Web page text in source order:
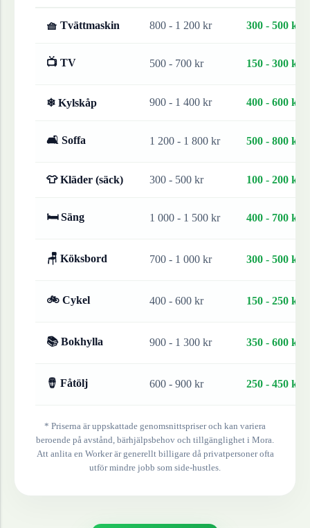
🧺 Tvättmaskin 800 - 1 200 kr 300 - 500 kr
📺 TV 500 - 700 kr 150 - 300 kr
❄ Kylskåp 900 - 1 400 kr 400 - 600 kr
🛋 Soffa 1 200 - 1 800 kr 500 - 800 kr
👕 Kläder (säck) 300 - 500 kr 100 - 200 kr
🛏 Säng 1 000 - 1 500 kr 400 - 700 kr
🪑 Köksbord 700 - 1 000 kr 300 - 500 kr
🚲 Cykel 400 - 600 kr 150 - 250 kr
📚 Bokhylla 900 - 1 300 kr 350 - 600 kr
🪘 Fåtölj 600 - 900 kr 250 - 450 kr
* Priserna är uppskattade genomsnittspriser och kan variera
beroende på avstånd, bärhjälpsbehov och tillgänglighet i Mora.
Att anlita en Worker är generellt billigare då privatpersoner ofta
utför mindre jobb som side-hustles.